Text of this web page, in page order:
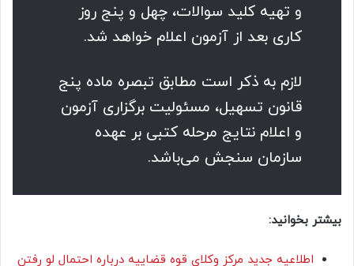
و تهیه کلید سوالات، چهل و پنج روز
کاری بعد از آزمون اعلام خواهد شد.
لازم به ذکر است مطابق تبصره ماده پنج
قانون تسهیل، مسئولیت برگزاری آزمون
و اعلام نتایج مرحله کتبی بر عهده
سازمان سنجش می‌باشد.
بیشتر بخوانید:
اطلاعیه جدید مرکز وکلای قوه قضاییه درباره احتمال لو رفتن